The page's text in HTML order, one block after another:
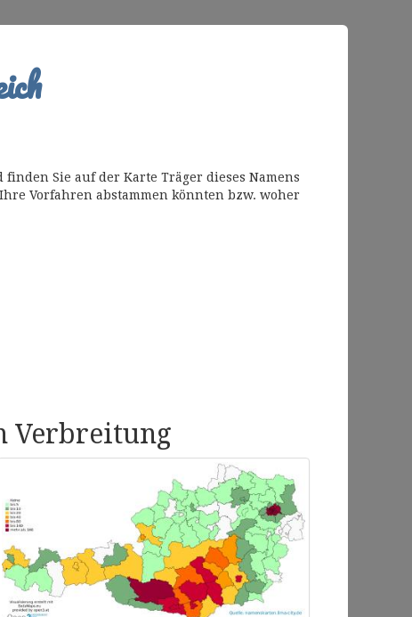
Sie auf der Karte Träger dieses Namens
Vorfahren abstammen könnten bzw. woher
Verbreitung